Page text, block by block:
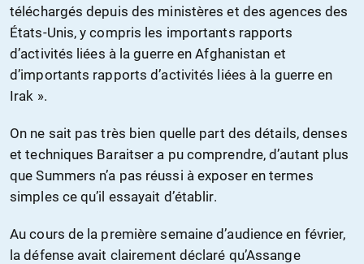
téléchargés depuis des ministères et des agences des
États-Unis, y compris les importants rapports
d’activités liées à la guerre en Afghanistan et
d’importants rapports d’activités liées à la guerre en
Irak ».
On ne sait pas très bien quelle part des détails, denses
et techniques Baraitser a pu comprendre, d’autant plus
que Summers n’a pas réussi à exposer en termes
simples ce qu’il essayait d’établir.
Au cours de la première semaine d’audience en février,
la défense avait clairement déclaré qu’Assange